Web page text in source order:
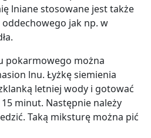
lniane stosowane jest także
jak np. w
pokarmowego można
lnu. Łyżkę siemienia
letniej wody i gotować
minut. Następnie należy
Taką miksturę można pić